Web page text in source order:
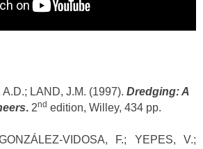
LAND, J.M. (1997). Dredging: A
. 2nd edition, Willey, 434 pp.
VIDOSA, F.; YEPES, V.;